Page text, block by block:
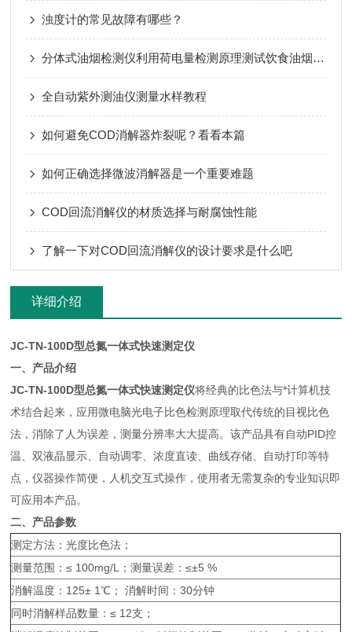
浊度计的常见故障有哪些？
分体式油烟检测仪利用荷电量检测原理测试饮食油烟排放浓度
全自动紫外测油仪测量水样教程
如何避免COD消解器炸裂呢？看看本篇
如何正确选择微波消解器是一个重要难题
COD回流消解仪的材质选择与耐腐蚀性能
了解一下对COD回流消解仪的设计要求是什么吧
详细介绍
JC-TN-100D型总氮一体式快速测定仪
一、产品介绍
JC-TN-100D型总氮一体式快速测定仪将经典的比色法与*计算机技
术结合起来，应用微电脑光电子比色检测原理取代传统的目视比色
法，消除了人为误差，测量分辨率大大提高。该产品具有自动PID控
温、双液晶显示、自动调零、浓度直读、曲线存储、自动打印等特
点，仪器操作简便，人机交互式操作，使用者无需复杂的专业知识即
可应用本产品。
二、产品参数
测定方法：光度比色法；
测量范围：≤ 100mg/L；测量误差：≤±5 %
消解温度：125± 1℃； 消解时间：30分钟
同时消解样品数量：≤ 12支；